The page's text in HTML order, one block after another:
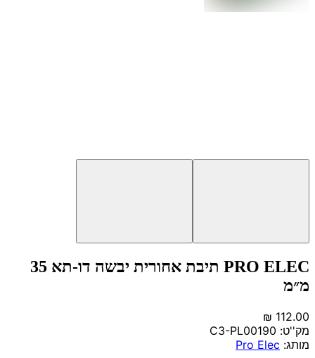
PRO ELEC תיבת אחורית יבשה דו-תא 35
מ״מ
מק''ט: C3-PL00190
מותג: Pro Elec